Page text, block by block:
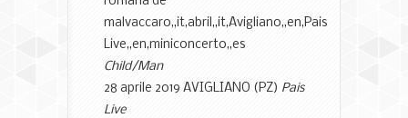
malvaccaro,,it,abril,,it,Avigliano,,en,Pais
Live,,en,miniconcerto,,es
Child/Man
28 aprile 2019 AVIGLIANO (PZ) Pais
Live